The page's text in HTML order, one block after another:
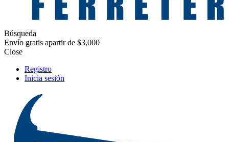
Búsqueda
Envío gratis apartir de $3,000
Close
Registro
Inicia sesión